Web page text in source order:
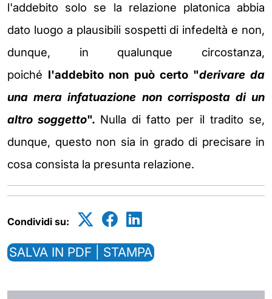
l'addebito solo se la relazione platonica abbia
dato luogo a plausibili sospetti di infedeltà e non,
dunque, in qualunque circostanza,
poiché l'addebito non può certo"derivare da
una mera infatuazione non corrisposta di un
altro soggetto". Nulla di fatto per il tradito se,
dunque, questo non sia in grado di precisare in
cosa consista la presunta relazione.
Condividi su:
SALVA IN PDF | STAMPA